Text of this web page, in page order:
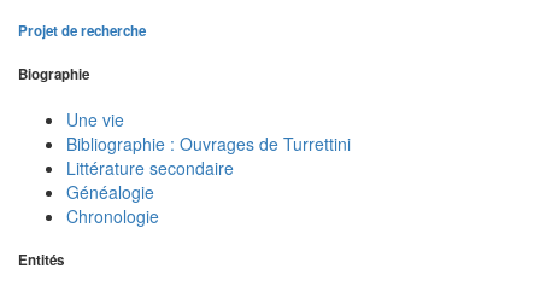
Projet de recherche
Biographie
Une vie
Bibliographie : Ouvrages de Turrettini
Littérature secondaire
Généalogie
Chronologie
Entités